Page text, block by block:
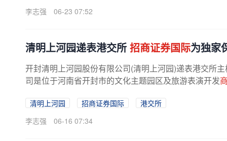
李志强
06-23 07:52
清明上河园递表港交所 招商证券国际为独家
开封清明上河园股份有限公司(清明上河园)递表港交所
司是位于河南省开封市的文化主题园区及旅游表演开发
清明上河园 招商证券国际
港交所
李志强
06-16 07:34